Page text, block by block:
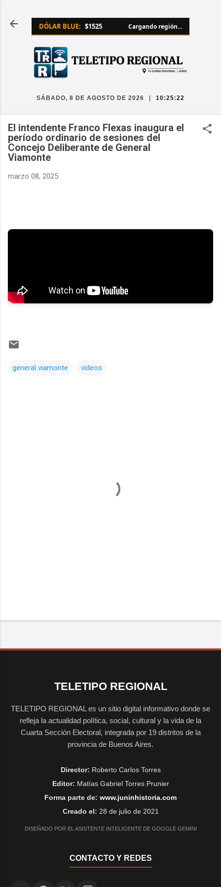
DÓLAR BLUE: $1525 Cargando región...
SÁBADO, 8 DE AGOSTO DE 2026 10:25:22
El intendente Franco Flexas inaugura el
período ordinario de sesiones del
Concejo Deliberante de General
Viamonte
marzo 08, 2025
general viamonte videos
TELETIPO REGIONAL
TELETIPO REGIONAL es un sitio digital informativo donde se
refleja la actualidad política, social, cultural y la vida de la
Cuarta Sección Electoral, integrada por 19 distritos de la
provincia de Buenos Aires.
Director: Roberto Carlos Torres
Editor: Matías Gabriel Torres Prunier
Forma parte de: www.juninhistoria.com
Creado el: 28 de julio de 2021
DISEÑADO POR EL ASISTENTE INTELIGENTE DE GOOGLE GEMINI
CONTACTO Y REDES